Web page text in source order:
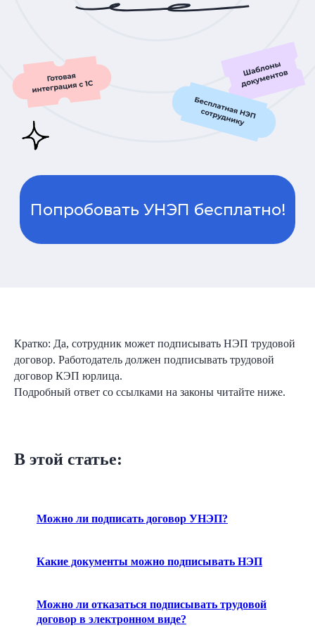
Попробовать УНЭП бесплатно!
Кратко: Да, сотрудник может подписывать НЭП трудовой
договор. Работодатель должен подписывать трудовой
договор КЭП юрлица.
Подробный ответ со ссылками на законы читайте ниже.
В этой статье:
Можно ли подписать договор УНЭП?
Какие документы можно подписывать НЭП
Можно ли отказаться подписывать трудовой
договор в электронном виде?